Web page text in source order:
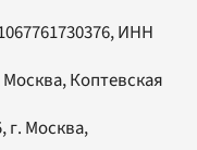
ИНН
Коптевская
, г. Москва,